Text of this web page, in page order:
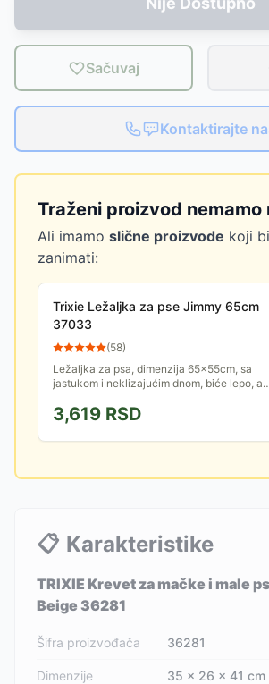
Sačuvaj
Kontaktirajte
Traženi proizvod nemamo
Ali imamo slične proizvode koji
zanimati:
Trixie Ležaljka za pse Jimmy 65cm
37033
(58)
Ležaljka za psa, dimenzija 65x55cm, sa
jastukom i neklizajućim dnom, biće lepo, ali
štititi od neudobnosti i...
3,619 RSD
📋 Karakteristike
TRIXIE Krevet za mačke i male
Beige 36281
Šifra proizvođača 36281
Dimenzije 35 × 26 × 41 cm